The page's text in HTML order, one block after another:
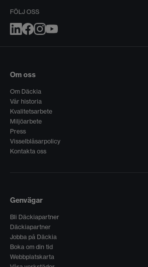
FÖLJ OSS
Om oss
Om Däckia
Vår historia
Kvalitetsarbete
Miljöarbete
Press
Visselblåsarpolicy
Kontakta oss
Genvägar
Bli Däckiapartner
Däckiapartner
Jobba på Däckia
Boka om din tid
Webbplatskarta